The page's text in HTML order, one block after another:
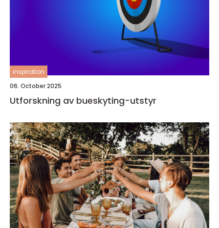
inspiration
06. October 2025
Utforskning av bueskyting-utstyr